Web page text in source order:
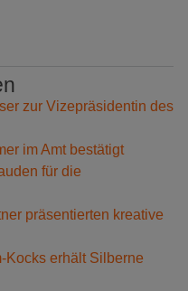
zur Vizepräsidentin des
im Amt bestätigt
für die
präsentierten kreative
Kocks erhält Silberne